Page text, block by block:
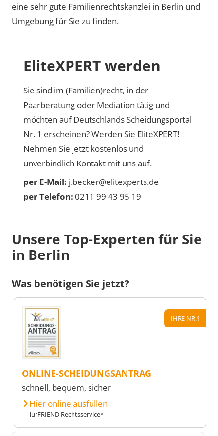
eine sehr gute Familienrechtskanzlei in Berlin und
Umgebung für Sie zu finden.
EliteXPERT werden
Sie sind im (Familien)recht, in der
Paarberatung oder Mediation tätig und
möchten auf Deutschlands Scheidungsportal
Nr. 1 erscheinen? Werden Sie EliteXPERT!
Nehmen Sie jetzt kostenlos und
unverbindlich Kontakt mit uns auf.
per E-Mail: j.becker@elitexperts.de
per Telefon: 0211 99 43 95 19
Unsere Top-Experten für Sie
in Berlin
Was benötigen Sie jetzt?
IHRE NR.1
ONLINE-SCHEIDUNGSANTRAG
schnell, bequem, sicher
Hier online ausfüllen
iurFRIEND Rechtsservice*